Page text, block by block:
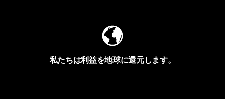
私たちは利益を地球に還元します。